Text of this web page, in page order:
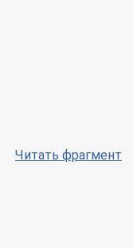
Читать фрагмент